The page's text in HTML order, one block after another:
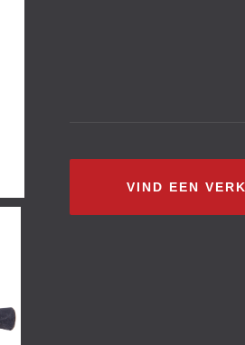
VIND EEN